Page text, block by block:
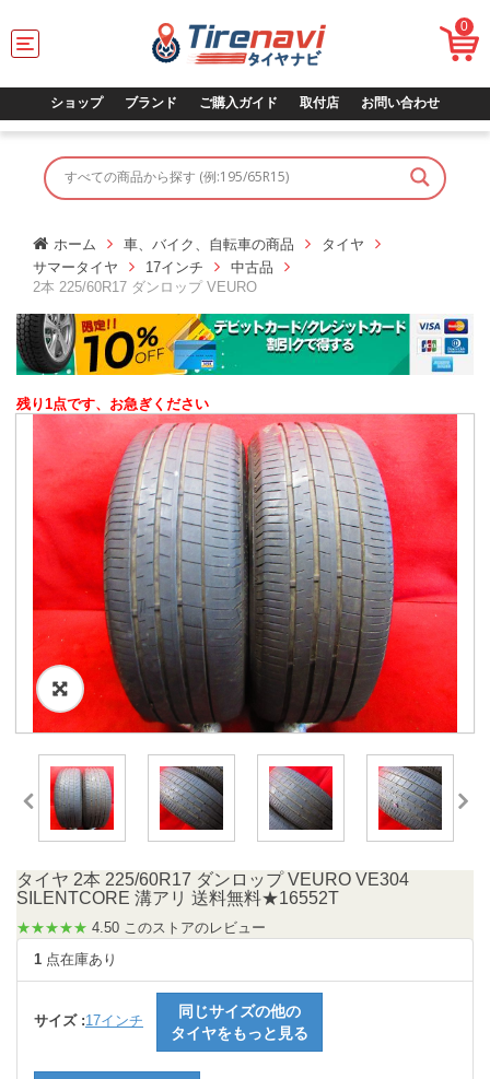
T
o
l
o
n
0
ショップ ブランド ご購入ガイド 取付店 お問い合わせ
ホーム 車、バイク、自転車の商品
タイヤ
サマータイヤ
17インチ
中古品
2本 225/60R17 ダンロップ VEURO
残り1点です、お急ぎください
タイヤ 2本 225/60R17 ダンロップ VEURO VE304
SILENTCORE 溝アリ 送料無料★16552T
★★★★★ 4.50 このストアのレビュー
1 点在庫あり
サイズ :17インチ
同じサイズの他の
タイヤをもっと見る